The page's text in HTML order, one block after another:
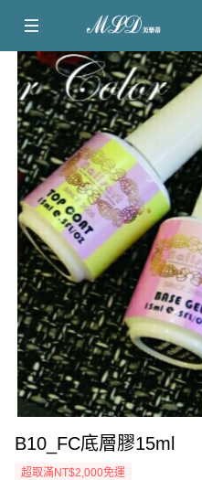
B10_FC底層膠15ml
超取滿NT$2,000免運